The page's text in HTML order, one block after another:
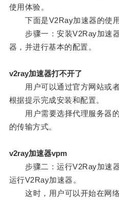
使用体验。
下面是V2Ray加速器的使用
步骤一：安装V2Ray加速器
器，并进行基本的配置。
v2ray加速器打不开了
用户可以通过官方网站或者
根据提示完成安装和配置。
用户需要选择代理服务器的
的传输方式。
v2ray加速器vpm
步骤二：运行V2Ray加速器
运行V2Ray加速器。
这时，用户可以开始在网络